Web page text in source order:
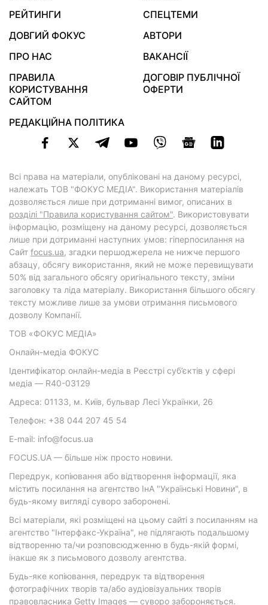
РЕЙТИНГИ
СПЕЦТЕМИ
ДОВГИЙ ФОКУС
АВТОРИ
ПРО НАС
ВАКАНСІЇ
ПРАВИЛА
КОРИСТУВАННЯ
САЙТОМ
ДОГОВІР ПУБЛІЧНОЇ
ОФЕРТИ
РЕДАКЦІЙНА ПОЛІТИКА
Всі права на матеріали, опубліковані на даному ресурсі,
належать ТОВ "ФОКУС МЕДІА". Використання матеріалів
дозволяється лише при дотриманні вимог, описаних в
розділі "Правила користування сайтом". Використовувати
інформацію, розміщену на даному ресурсі, дозволяється
лише при дотриманні наступних умов: гіперпосилання на
Cайт focus.ua, згадки першоджерела не нижче першого
абзацу, обсягу використання, який не може перевищувати
50% від загального обсягу оригінального тексту, зміни
заголовку та ліда матеріалу. Використання більшого обсягу
тексту можливе лише за умови отримання письмового
дозволу Компанії.
ТОВ «ФОКУС МЕДІА»
Онлайн-медіа ФОКУС
Ідентифікатор онлайн-медіа в Реєстрі суб’єктів у сфері
медіа — R40-03129
Адреса: 01133, м. Київ, бульвар Лесі Українки, 26
Телефон: +38 044 207 45 54
E-mail: info@focus.ua
FOCUS.UA — більше ніж просто новини.
Передрук, копіювання або відтворення інформації, яка
містить посилання на агентство ІнА "Українські Новини", в
будь-якому вигляді суворо заборонені.
Всі матеріали, які розміщені на цьому сайті з посиланням на
агентство "Інтерфакс-Україна", не підлягають подальшому
відтворенню та/чи розповсюдженню в будь-якій формі,
інакше як з письмового дозволу агентства.
Будь-яке копіювання, передрук та відтворення
фотографічних творів та/або аудіовізуальних творів
правовласника Getty Images — суворо забороняється.